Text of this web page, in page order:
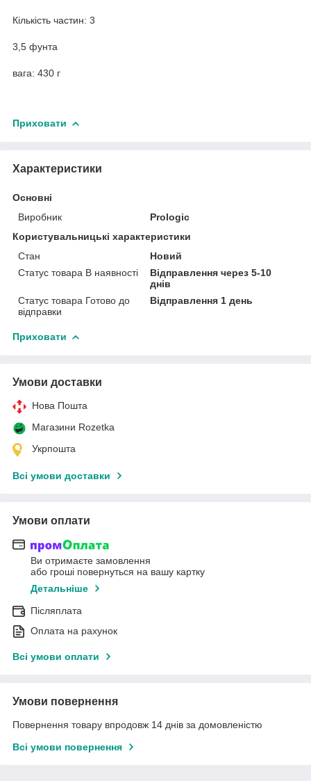
Кількість частин: 3
3,5 фунта
вага: 430 г
Приховати
Характеристики
Основні
Виробник
Prologic
Користувальницькі характеристики
Стан
Новий
Статус товара В наявності
Відправлення через 5-10
днів
Статус товара Готово до
відправки
Відправлення 1 день
Приховати
Умови доставки
Нова Пошта
Магазини Rozetka
Укрпошта
Всі умови доставки
Умови оплати
Ви отримаєте замовлення
або гроші повернуться на вашу картку
Детальніше
Післяплата
Оплата на рахунок
Всі умови оплати
Умови повернення
Повернення товару впродовж 14 днів за домовленістю
Всі умови повернення